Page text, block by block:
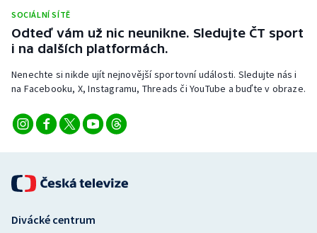
SOCIÁLNÍ SÍTĚ
Odteď vám už nic neunikne. Sledujte ČT sport
i na dalších platformách.
Nenechte si nikde ujít nejnovější sportovní události. Sledujte nás i
na Facebooku, X, Instagramu, Threads či YouTube a buďte v obraze.
Divácké centrum